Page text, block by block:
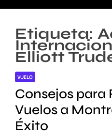
Etiqueta:
Elliott
VUELO
Consejos para
Vuelos a
Éxito